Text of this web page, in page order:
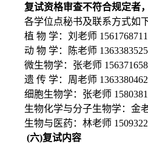
复试资格审查不符合规定者，
各学位点秘书及联系方式如下
植 物 学：刘老师
动 物 学：陈老师
微生物学：张老师
遗 传 学：周老师
细胞生物学：张老师
生物化学与分子生物学：金老
生物与医药：林老师
(六)复试内容